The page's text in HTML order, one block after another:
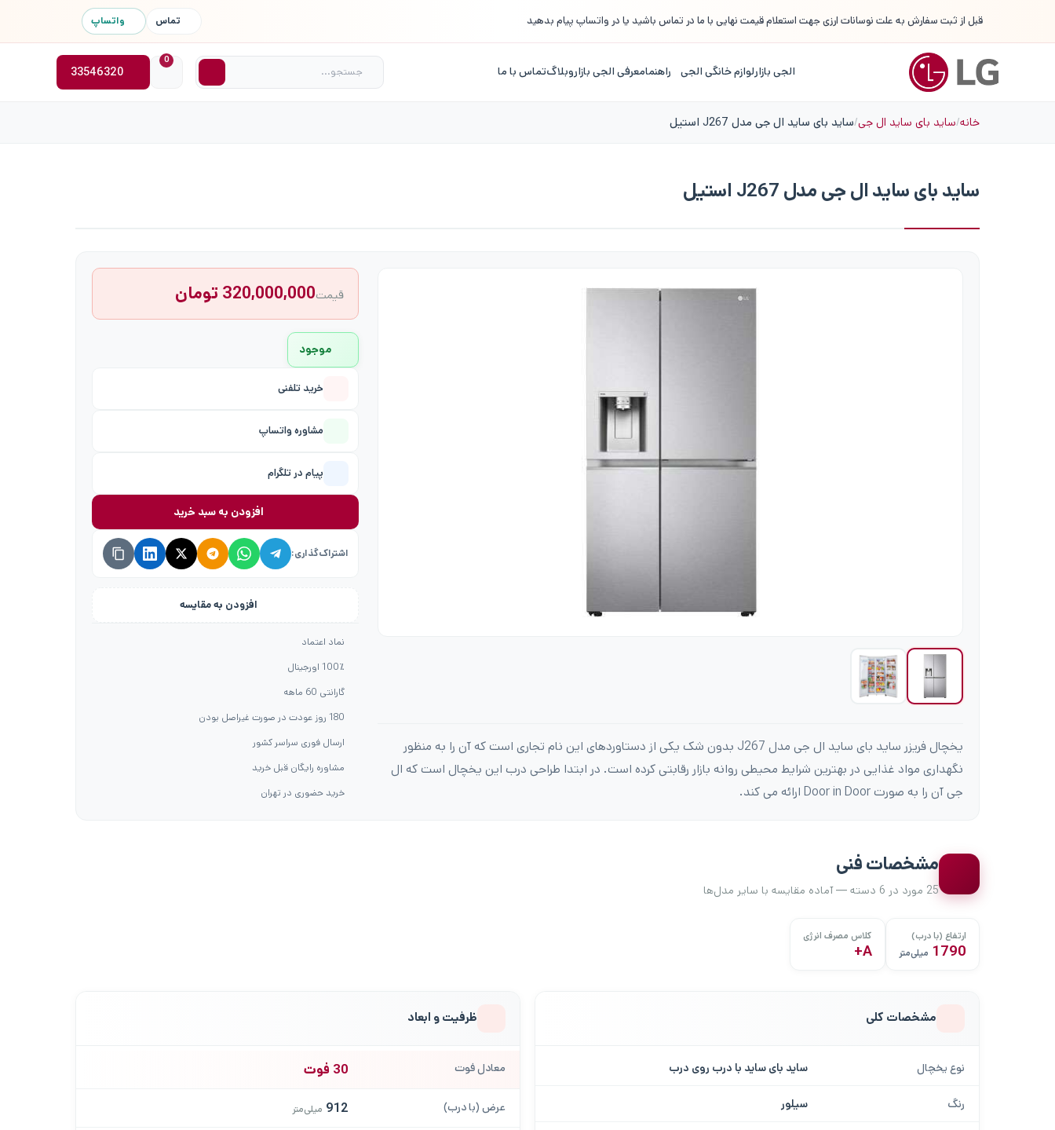
قبل از ثبت سفارش به علت نوسانات ارزی جهت استعلام قیمت نهایی با ما در تماس باشید یا در واتساپ پیام بدهید تماس واتساپ
الجی بازارلوازم خانگی الجی راهنمامعرفی الجی بازاروبلاگتماس با ما
0
33546320
خانه ساید بای ساید ال جی ساید بای ساید ال جی مدل J267 استیل
ساید بای ساید ال جی مدل J267 استیل
قیمت320,000,000 تومان
موجود
خرید تلفنی
مشاوره واتساپ
پیام در تلگرام
افزودن به سبد خرید
اشتراک‌گذاری:
افزودن به مقایسه
نماد اعتماد
100٪ اورجینال
گارانتی 60 ماهه
180 روز عودت در صورت غیراصل بودن
ارسال فوری سراسر کشور
مشاوره رایگان قبل خرید
خرید حضوری در تهران
یخچال فریزر ساید بای ساید ال جی مدل J267 بدون شک یکی از دستاوردهای این نام تجاری است که آن را به منظور
نگهداری مواد غذایی در بهترین شرایط محیطی روانه بازار رقابتی کرده است. در ابتدا طراحی درب این یخچال است که ال
جی آن را به صورت Door in Door ارائه می کند.
مشخصات فنی
25 مورد در 6 دسته — آماده مقایسه با سایر مدل‌ها
ارتفاع (با درب)
1790 میلی‌متر
کلاس مصرف انرژی
A+
مشخصات کلی
نوع یخچال ساید بای ساید با درب روی درب
رنگ سیلور
ظرفیت و ابعاد
معادل فوت 30 فوت
عرض (با درب) 912 میلی‌متر